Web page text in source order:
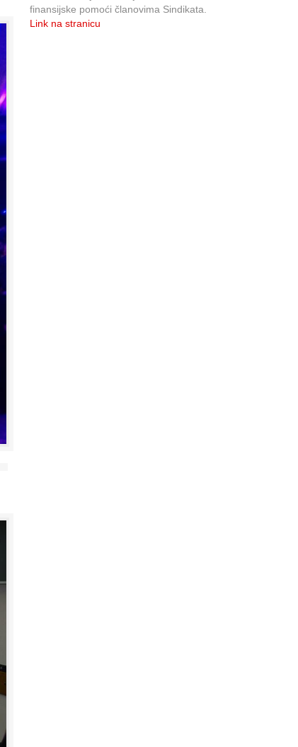
finansijske pomoći članovima Sindikata.
Link na stranicu